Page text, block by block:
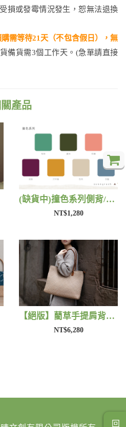
損或發霉情況發生，恕無法退換
購需等待21天（不包含假日），無
備貨需3個工作天。​(急單請直接
產品
(缺貨中)撞色系列側背/手提包 | 藺子
NT$1,280
【絕版】藺草手提肩背包 | 藺子
NT$6,280